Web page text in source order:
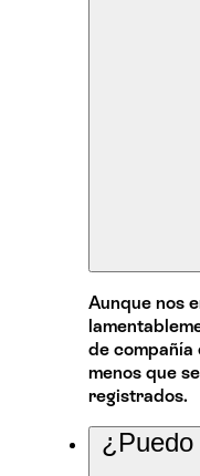
Aunque nos
de compañía
menos que
registrados.